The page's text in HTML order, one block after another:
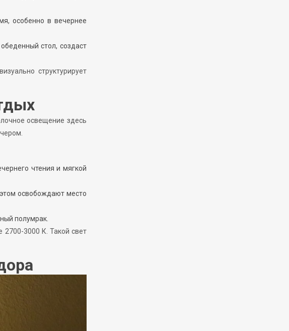
особенно в вечернее
стол, создаст
структурирует
освещение здесь
чтения и мягкой
освобождают место
полумрак.
2700-3000 К. Такой свет